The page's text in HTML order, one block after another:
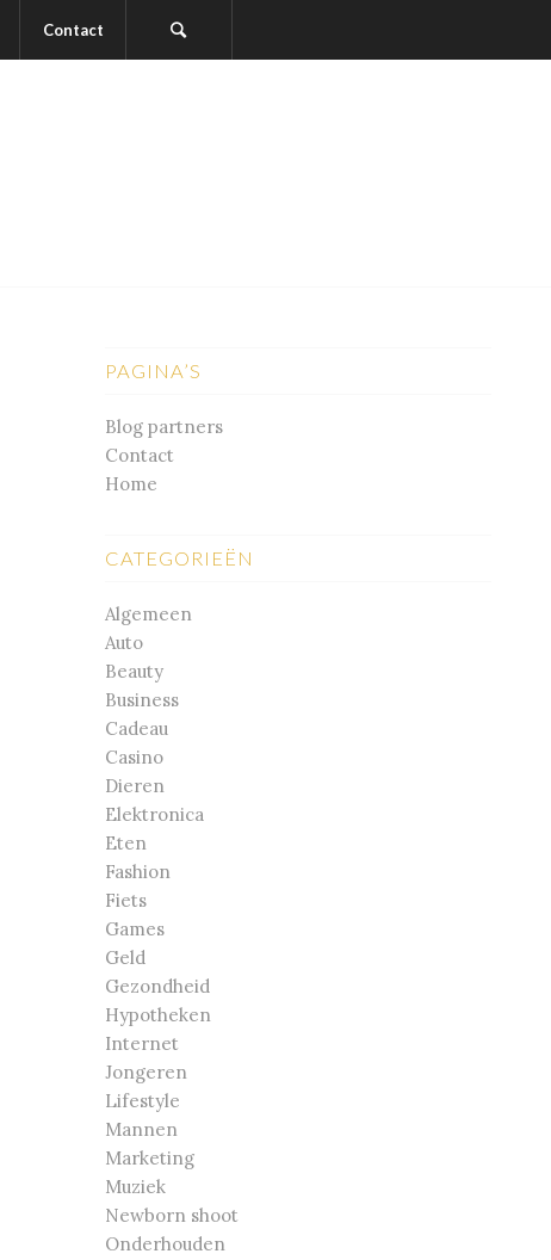
Contact
PAGINA’S
Blog partners
Contact
Home
CATEGORIEËN
Algemeen
Auto
Beauty
Business
Cadeau
Casino
Dieren
Elektronica
Eten
Fashion
Fiets
Games
Geld
Gezondheid
Hypotheken
Internet
Jongeren
Lifestyle
Mannen
Marketing
Muziek
Newborn shoot
Onderhouden